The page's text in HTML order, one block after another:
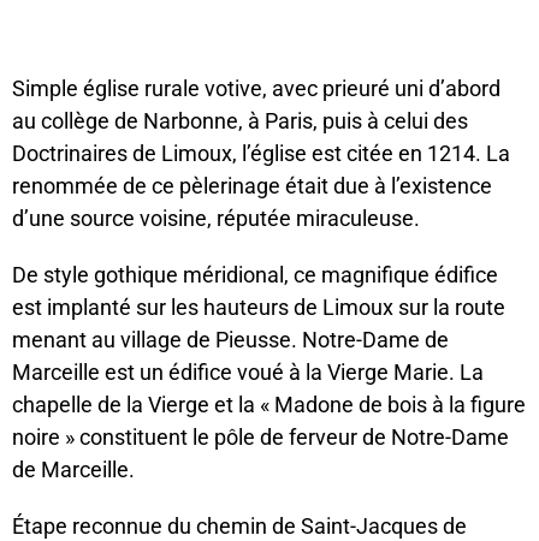
Simple église rurale votive, avec prieuré uni d’abord
au collège de Narbonne, à Paris, puis à celui des
Doctrinaires de Limoux, l’église est citée en 1214. La
renommée de ce pèlerinage était due à l’existence
d’une source voisine, réputée miraculeuse.
De style gothique méridional, ce magnifique édifice
est implanté sur les hauteurs de Limoux sur la route
menant au village de Pieusse. Notre-Dame de
Marceille est un édifice voué à la Vierge Marie. La
chapelle de la Vierge et la « Madone de bois à la figure
noire » constituent le pôle de ferveur de Notre-Dame
de Marceille.
Étape reconnue du chemin de Saint-Jacques de